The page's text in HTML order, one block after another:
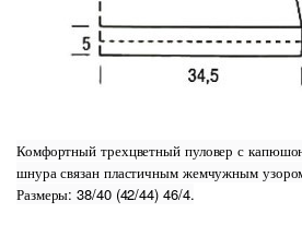
Комфортный трехцветный пуловер с
шнура связан пластичным жемчужным
Размеры: 38/40 (42/44) 46/4.